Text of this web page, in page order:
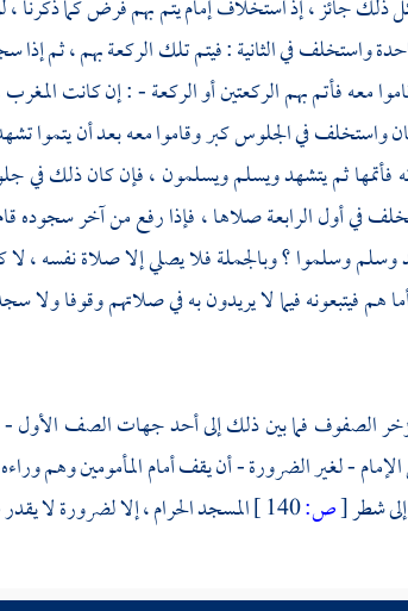
جائز ، إذ استخلاف إمام يتم بهم فرض كما ذكرنا ،
واستخلف في الثانية : فيتم تلك الركعة بهم ، ثم إذا
معه فأتم بهم الركعتين أو الركعة - : إن كانت
واستخلف في الجلوس كبر وقاموا معه بعد أن يتموا
فأتمها ثم يتشهد ويسلم ويسلمون ، فإن كان
في أول الرابعة صلاها ، فإذا رفع من آخر سجوده
وسلموا ؟ وبالجملة فلا يصلي إلا صلاة نفسه ، لا
هم فيتبعونه فيما لا يريدون به في صلاتهم وقوفا
الصفوف فما بين ذلك إلى أحد جهات الصف الأول - :
- لغير الضرورة - أن يقف أمام المأمومين وهم
شطر[ص: المسجد الحرام، إلا لضرورة لا